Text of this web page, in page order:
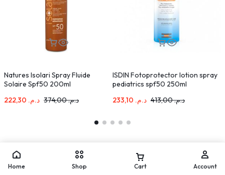
Natures Isolari Spray Fluide
Solaire Spf50 200ml
د.م.
د.م.374,00
ISDIN Fotoprotector lotion spray
pediatrics spf50 250ml
د.م.
د.م.413,00
Home Shop Cart Account